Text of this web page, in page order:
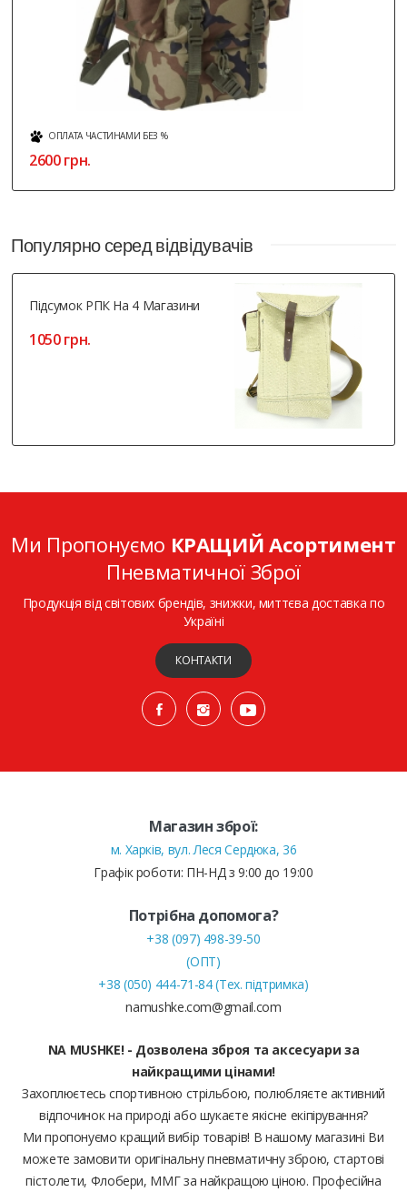
ОПЛАТА ЧАСТИНАМИ БЕЗ %
2600 грн.
Популярно серед відвідувачів
Підсумок РПК На 4 Магазини
1050 грн.
Ми Пропонуємо КРАЩИЙ Асортимент
Пневматичної Зброї
Продукція від світових брендів, знижки, миттєва доставка по
Україні
КОНТАКТИ
Магазин зброї:
м. Харків, вул. Леся Сердюка, 36
Графік роботи: ПН-НД з 9:00 до 19:00
Потрібна допомога?
+38 (097) 498-39-50
(ОПТ)
+38 (050) 444-71-84 (Тех. підтримка)
namushke.com@gmail.com
NA MUSHKE! - Дозволена зброя та аксесуари за
найкращими цінами!
Захоплюєтесь спортивною стрільбою, полюбляєте активний
відпочинок на природі або шукаєте якісне екіпірування?
Ми пропонуємо кращий вибір товарів! В нашому магазині Ви
можете замовити оригінальну пневматичну зброю, стартові
пістолети, Флобери, ММГ за найкращою ціною. Професійна